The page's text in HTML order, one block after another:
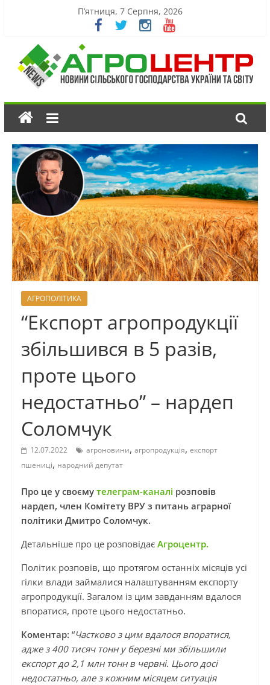
П’ятниця, 7 Серпня, 2026
АГРОПОЛІТИКА
“Експорт агропродукції
збільшився в 5 разів,
проте цього
недостатньо” – нардеп
Соломчук
12.07.2022 агроновини, агропродукція, експорт
пшениці, народний депутат
Про це у своєму телеграм-каналі розповів
нардеп, член Комітету ВРУ з питань аграрної
політики Дмитро Соломчук.
Детальніше про це розповідає Агроцентр.
Політик розповів, що протягом останніх місяців усі
гілки влади займалися налаштуванням експорту
агропродукції. Загалом із цим завданням вдалося
впоратися, проте цього недостатньо.
Коментар: “Частково з цим вдалося впоратися,
адже з 400 тисяч тонн у березні ми збільшили
експорт до 2,1 млн тонн в червні. Цього досі
недостатньо, але з кожним місяцем ситуація